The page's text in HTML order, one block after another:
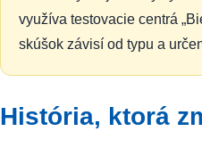
využíva testovacie centrá
skúšok závisí od typu a
História, ktorá